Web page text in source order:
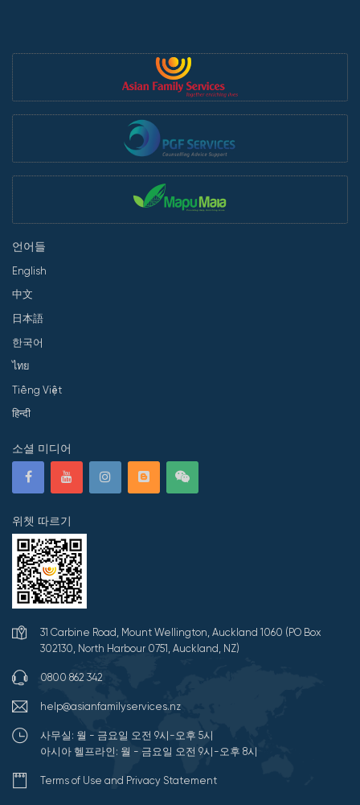
언어들
English
中文
日本語
한국어
ไทย
Tiếng Việt
हिन्दी
소셜 미디어
위쳇 따르기
31 Carbine Road, Mount Wellington, Auckland 1060 (PO Box
302130, North Harbour 0751, Auckland, NZ)
0800 862 342
help@asianfamilyservices.nz
사무실: 월 - 금요일 오전 9시-오후 5시
아시아 헬프라인: 월 - 금요일 오전 9시-오후 8시
Terms of Use and Privacy Statement